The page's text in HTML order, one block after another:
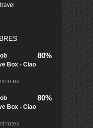
Box - Ciao
80%
Box - Ciao
80%